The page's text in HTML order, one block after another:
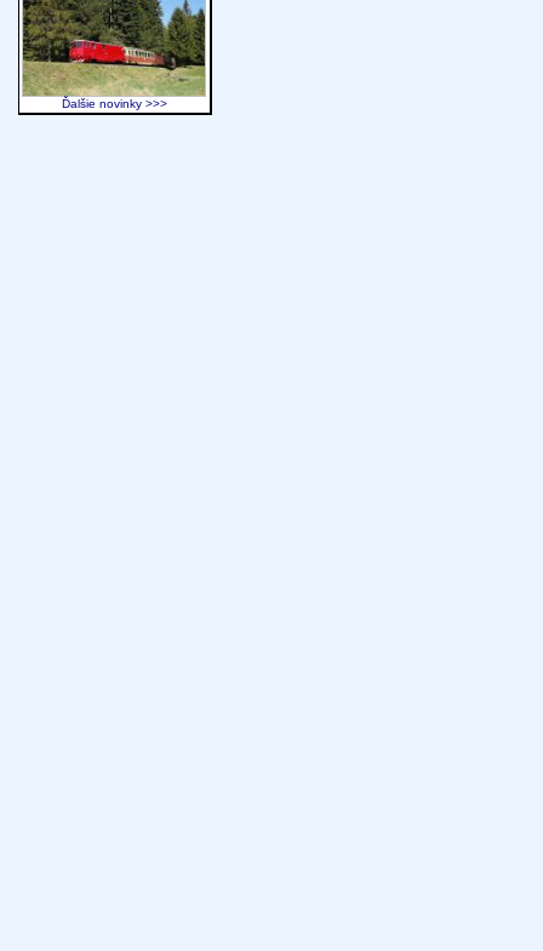
Ďalšie novinky >>>